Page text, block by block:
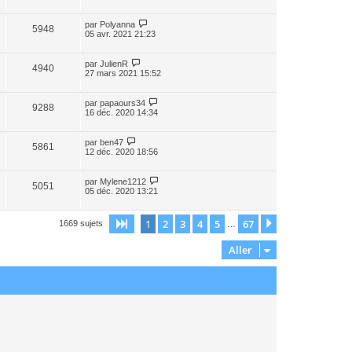
5948 par Polyanna
05 avr. 2021 21:23
4940 par JulienR
27 mars 2021 15:52
9288 par papaours34
16 déc. 2020 14:34
5861 par ben47
12 déc. 2020 18:56
5051 par Mylene1212
05 déc. 2020 13:21
1669 sujets Page sur67
1 2 3 4 5 67
Aller